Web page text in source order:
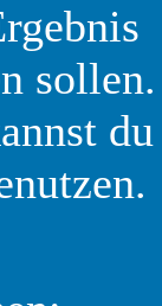
sollen.
du